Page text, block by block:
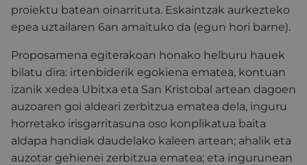
proiektu batean oinarrituta. Eskaintzak aurkezteko
epea uztailaren 6an amaituko da (egun hori barne).
Proposamena egiterakoan honako helburu hauek
bilatu dira: irtenbiderik egokiena ematea, kontuan
izanik xedea Ubitxa eta San Kristobal artean dagoen
auzoaren goi aldeari zerbitzua ematea dela, inguru
horretako irisgarritasuna oso konplikatua baita
aldapa handiak daudelako kaleen artean; ahalik eta
auzotar gehienei zerbitzua ematea; eta ingurunean